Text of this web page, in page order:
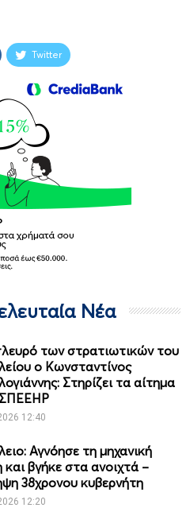
Twitter
Νέα
των στρατιωτικών του
ο Κωνσταντίνος
Στηρίζει τα αίτημα
12:40
Αγνόησε τη μηχανική
και βγήκε στα ανοιχτά –
38χρονου κυβερνήτη
12:20